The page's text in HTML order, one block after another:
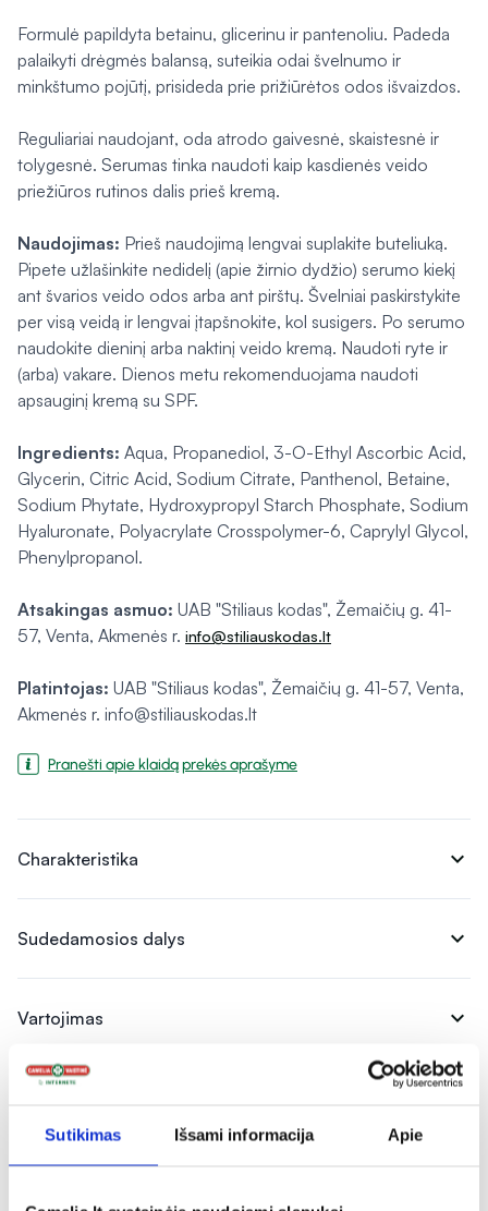
Sutikimas Išsami informacija Apie
Formulė papildyta betainu, glicerinu ir pantenoliu. Padeda
palaikyti drėgmės balansą, suteikia odai švelnumo ir
minkštumo pojūtį, prisideda prie prižiūrėtos odos išvaizdos.
Reguliariai naudojant, oda atrodo gaivesnė, skaistesnė ir
tolygesnė. Serumas tinka naudoti kaip kasdienės veido
priežiūros rutinos dalis prieš kremą.
Naudojimas: Prieš naudojimą lengvai suplakite buteliuką.
Pipete užlašinkite nedidelį (apie žirnio dydžio) serumo kiekį
ant švarios veido odos arba ant pirštų. Švelniai paskirstykite
per visą veidą ir lengvai įtapšnokite, kol susigers. Po serumo
naudokite dieninį arba naktinį veido kremą. Naudoti ryte ir
(arba) vakare. Dienos metu rekomenduojama naudoti
apsauginį kremą su SPF.
Ingredients: Aqua, Propanediol, 3-O-Ethyl Ascorbic Acid,
Glycerin, Citric Acid, Sodium Citrate, Panthenol, Betaine,
Sodium Phytate, Hydroxypropyl Starch Phosphate, Sodium
Hyaluronate, Polyacrylate Crosspolymer-6, Caprylyl Glycol,
Phenylpropanol.
Atsakingas asmuo: UAB "Stiliaus kodas", Žemaičių g. 41-
57, Venta, Akmenės r. info@stiliauskodas.lt
Platintojas: UAB "Stiliaus kodas", Žemaičių g. 41-57, Venta,
Akmenės r. info@stiliauskodas.lt
Pranešti apie klaidą prekės aprašyme
Charakteristika expand_more
Sudedamosios dalys expand_more
Vartojimas expand_more